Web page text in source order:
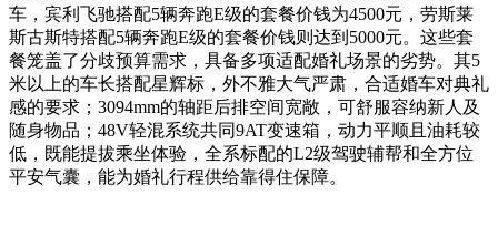
车，宾利飞驰搭配5辆奔跑E级的套餐价钱为4500元，劳斯莱
斯古斯特搭配5辆奔跑E级的套餐价钱则达到5000元。这些套
餐笼盖了分歧预算需求，具备多项适配婚礼场景的劣势。其5
米以上的车长搭配星辉标，外不雅大气严肃，合适婚车对典礼
感的要求；3094mm的轴距后排空间宽敞，可舒服容纳新人及
随身物品；48V轻混系统共同9AT变速箱，动力平顺且油耗较
低，既能提拔乘坐体验，全系标配的L2级驾驶辅帮和全方位
平安气囊，能为婚礼行程供给靠得住保障。